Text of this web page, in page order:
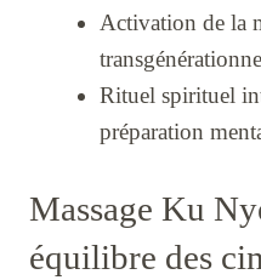
Activation de la
Rituel spirituel
préparation
Massage Ku
équilibre des